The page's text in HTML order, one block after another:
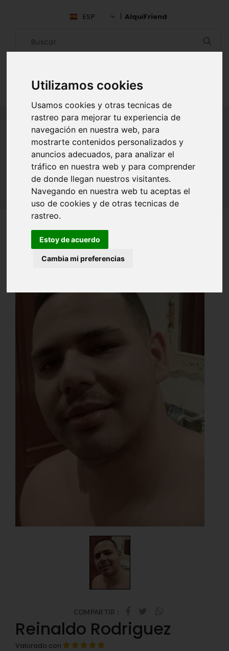
Utilizamos cookies
Usamos cookies y otras tecnicas de
rastreo para mejorar tu experiencia de
navegación en nuestra web, para
mostrarte contenidos personalizados y
anuncios adecuados, para analizar el
tráfico en nuestra web y para comprender
de donde llegan nuestros visitantes.
Navegando en nuestra web tu aceptas el
uso de cookies y de otras tecnicas de
rastreo.
Estoy de acuerdo
Cambia mi preferencias
ESP AlquiFriend
ALQUILAR AMIGO
Inicio Amigos León Reinaldo Rodriguez
COMPARTIR :
Reinaldo Rodriguez
Valorado con